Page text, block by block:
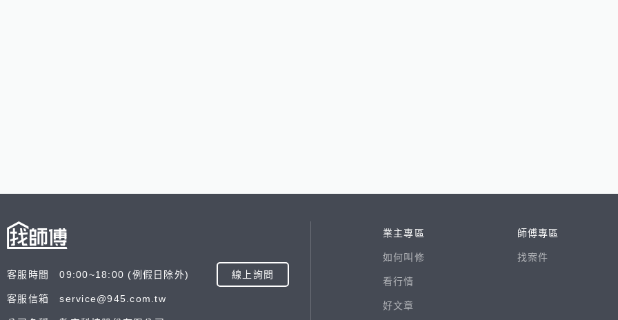
客服時間 09:00~18:00 (例假日除外) 線上詢問
客服信箱 service@945.com.tw
業主專區
如何叫修
看行情
好文章
師傅專區
找案件